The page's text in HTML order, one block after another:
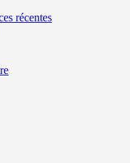
récentes